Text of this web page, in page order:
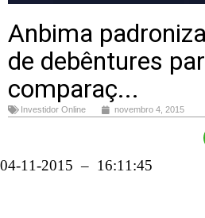
Anbima
de debêntures
comparaç...
Investidor Online novembro 4, 2015
04-11-2015 – 16:11:45